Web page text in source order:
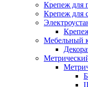
Крепеж для
Крепеж для
Мебельный